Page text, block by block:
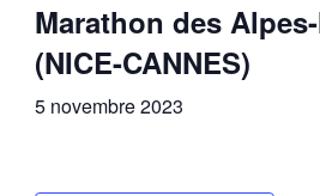
Marathon des
(NICE-CANNES)
5 novembre 2023